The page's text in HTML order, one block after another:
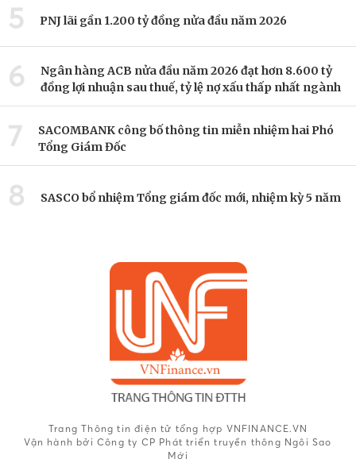
5 PNJ lãi gần 1.200 tỷ đồng nửa đầu năm 2026
6
Ngân hàng ACB nửa đầu năm 2026 đạt hơn 8.600 tỷ
đồng lợi nhuận sau thuế, tỷ lệ nợ xấu thấp nhất ngành
7
SACOMBANK công bố thông tin miễn nhiệm hai Phó
Tổng Giám Đốc
8 SASCO bổ nhiệm Tổng giám đốc mới, nhiệm kỳ 5 năm
Trang Thông tin điện tử tổng hợp VNFINANCE.VN
Vận hành bởi Công ty CP Phát triển truyền thông Ngôi Sao
Mới